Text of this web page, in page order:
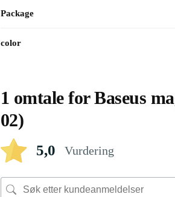
Package
color
1 omtale forBaseus
02)
5,0 Vurdering